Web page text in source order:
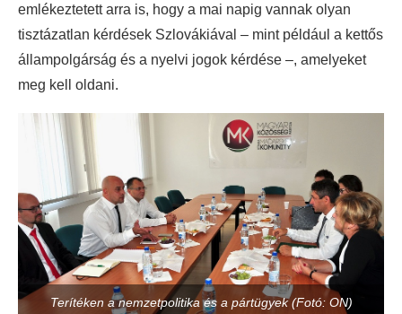
emlékeztetett arra is, hogy a mai napig vannak olyan
tisztázatlan kérdések Szlovákiával – mint például a kettős
állampolgárság és a nyelvi jogok kérdése –, amelyeket
meg kell oldani.
Terítéken a nemzetpolitika és a pártügyek (Fotó: ON)